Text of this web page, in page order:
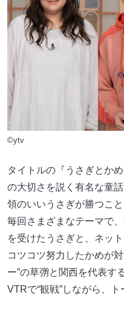
©ytv
タイトルの『うさぎとか
の大切さを説く有名な童
領のいいうさぎが勝つこ
毎回さまざまなテーマで
を受けたうさぎと、ネッ
コツコツ努力したかめが
ー”の草彅と関西を代表す
VTRで“観戦”しながら、ト